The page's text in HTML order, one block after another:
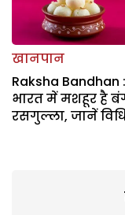
खानपान
Raksha Bandhan
भारत में मशहूर है
रसगुल्ला, जानें